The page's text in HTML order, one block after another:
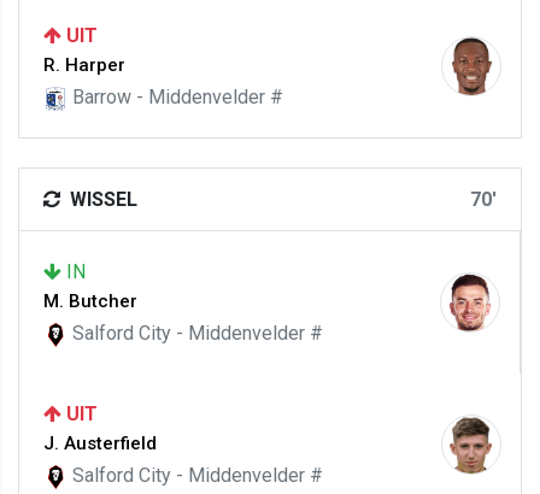
UIT
R. Harper
Barrow - Middenvelder #
WISSEL 70'
IN
M. Butcher
Salford City - Middenvelder #
UIT
J. Austerfield
Salford City - Middenvelder #